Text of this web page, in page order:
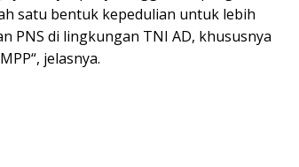
satu bentuk kepedulian untuk lebih
PNS di lingkungan TNI AD, khususnya
jelasnya.